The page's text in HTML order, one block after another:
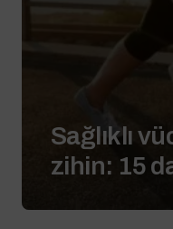
Sağlıklı
zihin: 15